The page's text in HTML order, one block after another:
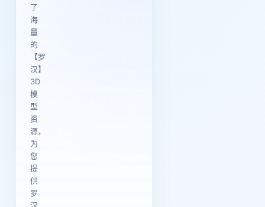
了
海
量
的
【罗
汉】
3D
模
型
资
源，
为
您
提
供
罗